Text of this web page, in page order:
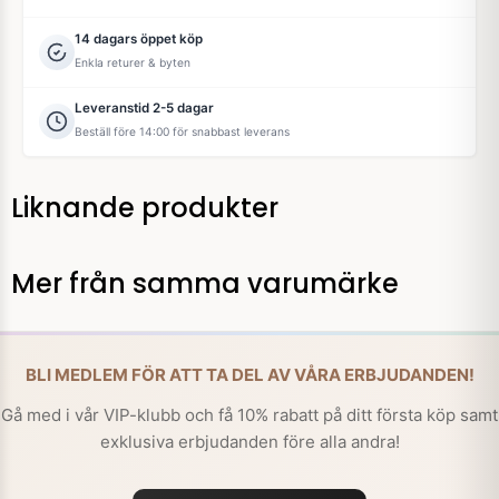
14 dagars öppet köp
Enkla returer & byten
Leveranstid 2-5 dagar
Beställ före 14:00 för snabbast leverans
Liknande produkter
Mer från samma varumärke
BLI MEDLEM FÖR ATT TA DEL AV VÅRA ERBJUDANDEN!
Gå med i vår VIP-klubb och få 10% rabatt på ditt första köp samt
exklusiva erbjudanden före alla andra!